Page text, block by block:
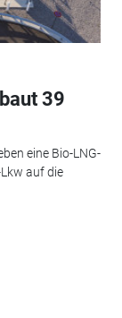
39
eine Bio-LNG-
auf die